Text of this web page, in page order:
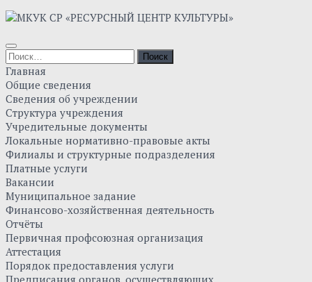
Skip
content
Найти:
Главная
Общие сведения
Сведения об учреждении
Структура учреждения
Учредительные документы
Локальные нормативно-правовые акты
Филиалы и структурные подразделения
Платные услуги
Вакансии
Муниципальное задание
Финансово-хозяйственная деятельность
Отчёты
Первичная профсоюзная организация
Аттестация
Порядок предоставления услуги